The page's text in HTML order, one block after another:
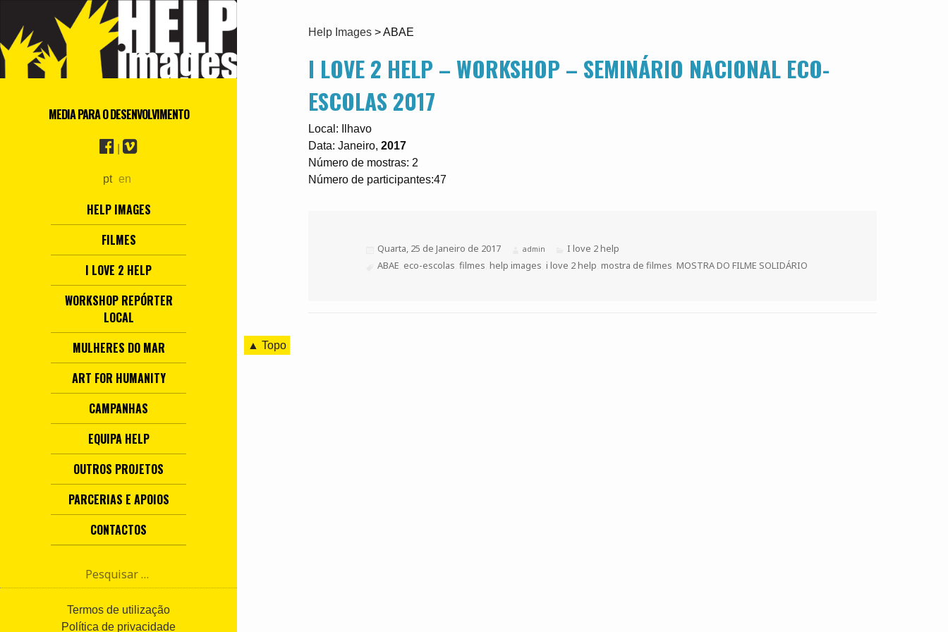
MEDIA PARA O DESENVOLVIMENTO
pt en
HELP IMAGES
FILMES
I LOVE 2 HELP
WORKSHOP REPÓRTER
LOCAL
MULHERES DO MAR
ART FOR HUMANITY
CAMPANHAS
EQUIPA HELP
OUTROS PROJETOS
PARCERIAS E APOIOS
CONTACTOS
s
Termos de utilização
Política de privacidade
Help Images>ABAE
I LOVE 2 HELP – WORKSHOP – SEMINÁRIO NACIONAL ECO-
ESCOLAS 2017
Local: Ilhavo
Data: Janeiro, 2017
Número de mostras: 2
Número de participantes:47
Publicado
Quarta, 25 de Janeiro de 2017 Autor
admin Categorias
I love 2 help
Etiquetas
ABAE eco-escolas ,filmes ,help images ,i love 2 help ,mostra de filmes ,MOSTRA DO FILME SOLIDÁRIO
▲ Topo